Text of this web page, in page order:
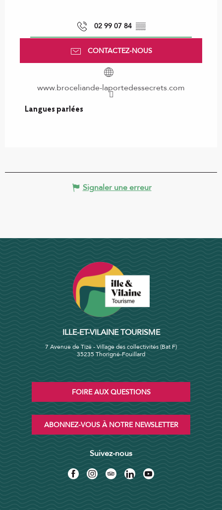
02 99 07 84 ▒▒
CONTACTEZ-NOUS
www.broceliande-laportedessecrets.com
Langues parlées
Langues parlées
Signaler une erreur
ILLE-ET-VILAINE TOURISME
7 Avenue de Tizé - Village des collectivités (Bat F)
35235 Thorigné-Fouillard
FOIRE AUX QUESTIONS
ABONNEZ-VOUS À NOTRE NEWSLETTER
Suivez-nous